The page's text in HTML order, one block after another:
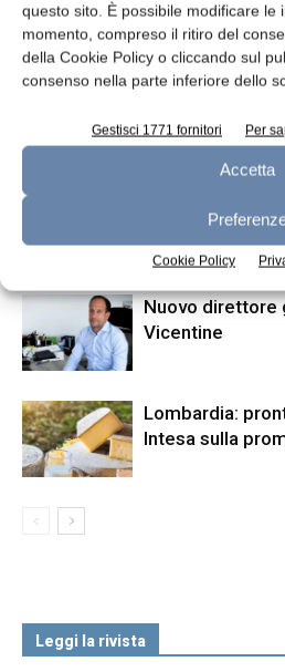
questo sito. È possibile modificare le
momento, compreso il ritiro del
della Cookie Policy o cliccando sul
consenso nella parte inferiore dello
Gestisci 1771 fornitori Per
Accetta
Cookie Policy
Corso operatore casaro
d’alpeggio e per caseifici
aziendali
ARTICOLI CORRELATI ALTRO
Sanpaolo
Nuovo direttore
Vicentine
Lombardia:
Intesa sulla
Leggi la rivista